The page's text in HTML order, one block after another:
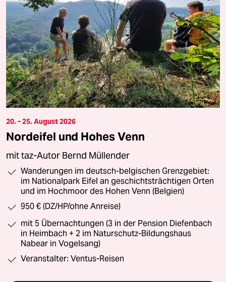
20. - 25. August 2026
Nordeifel und Hohes Venn
mit taz-Autor Bernd Müllender
Wanderungen im deutsch-belgischen Grenzgebiet:
im Nationalpark Eifel an geschichtsträchtigen Orten
und im Hochmoor des Hohen Venn (Belgien)
950 € (DZ/HP/ohne Anreise)
mit 5 Übernachtungen (3 in der Pension Diefenbach
in Heimbach + 2 im Naturschutz-Bildungshaus
Nabear in Vogelsang)
Veranstalter: Ventus-Reisen